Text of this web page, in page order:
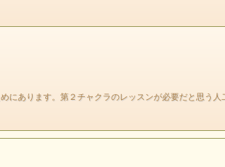
にあります。第２チャクラのレッスンが必要だと思